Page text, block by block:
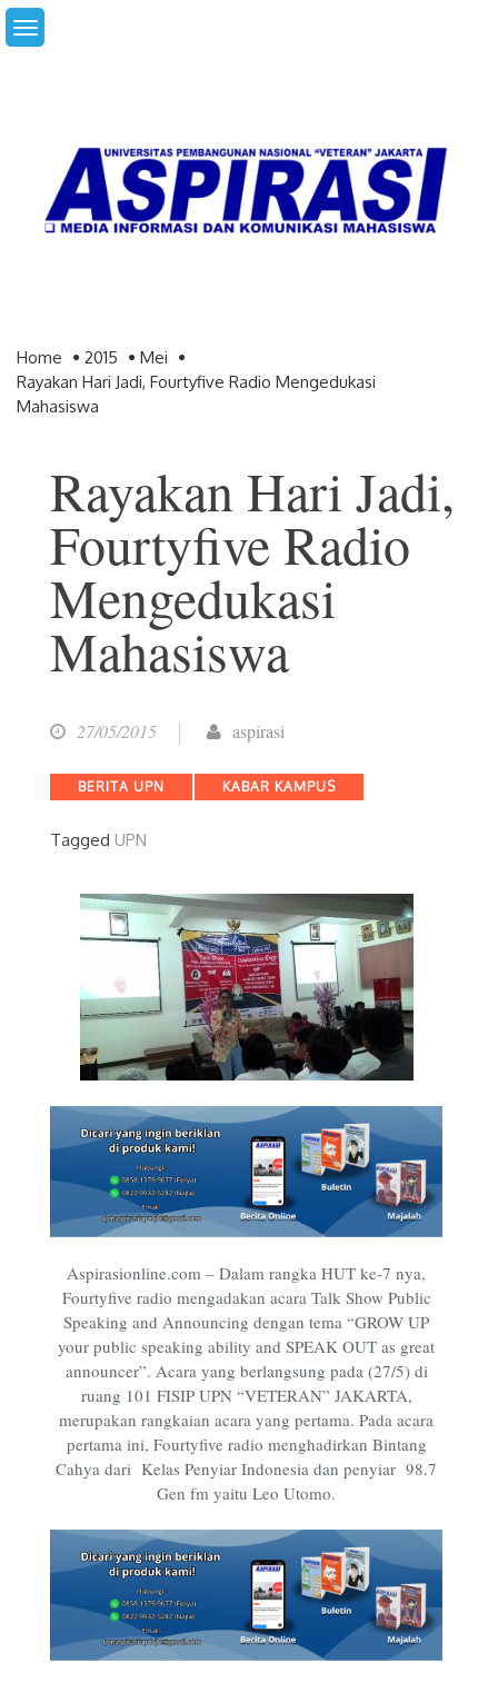
Skip
to
Home 2015
Mei
Rayakan Hari Jadi, Fourtyfive Radio Mengedukasi
Mahasiswa
Rayakan Hari Jadi,
Fourtyfive Radio
Mengedukasi
Mahasiswa
27/05/2015 aspirasi
Categories
BERITA UPN KABAR KAMPUS
Tagged UPN
Aspirasionline.com – Dalam rangka HUT ke-7 nya,
Fourtyfive radio mengadakan acara Talk Show Public
Speaking and Announcing dengan tema “GROW UP
your public speaking ability and SPEAK OUT as great
announcer”. Acara yang berlangsung pada (27/5) di
ruang 101 FISIP UPN “VETERAN” JAKARTA,
merupakan rangkaian acara yang pertama. Pada acara
pertama ini, Fourtyfive radio menghadirkan Bintang
Cahya dari Kelas Penyiar Indonesia dan penyiar 98.7
Gen fm yaitu Leo Utomo.